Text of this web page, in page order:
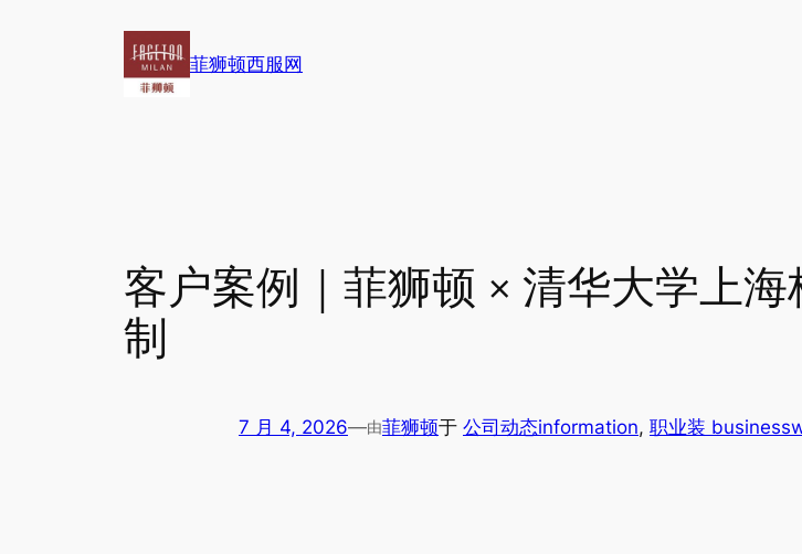
菲狮顿西服网
客户案例｜菲狮顿 × 清华大学上
制
7 月 4, 2026—由菲狮顿于 公司动态information, 职业装